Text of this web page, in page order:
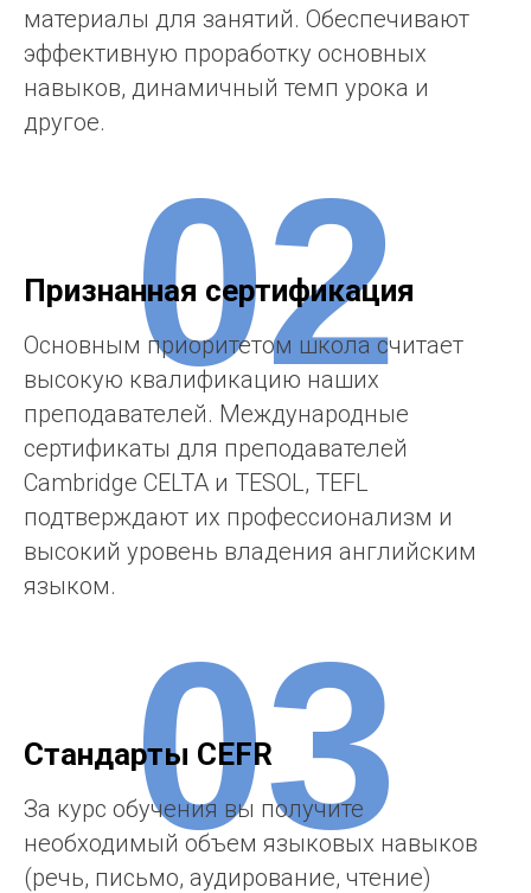
материалы для занятий. Обеспечивают
эффективную проработку основных
навыков, динамичный темп урока и
другое.
Признанная сертификация
Основным приоритетом школа считает
высокую квалификацию наших
преподавателей. Международные
сертификаты для преподавателей
Cambridge CELTA и TESOL, TEFL
подтверждают их профессионализм и
высокий уровень владения английским
языком.
02
Стандарты CEFR
За курс обучения вы получите
необходимый объем языковых навыков
(речь, письмо, аудирование, чтение)
03